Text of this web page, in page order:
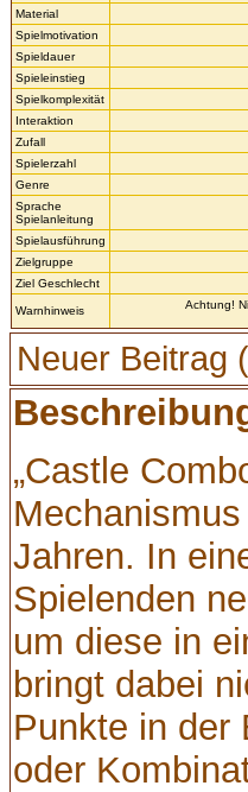
Material
Spielmotivation
Spieldauer
Spieleinstieg
Spielkomplexität
Interaktion
Zufall
Spielerzahl
Genre
Sprache
Spielanleitung
Spielausführung
Zielgruppe
Ziel Geschlecht
Warnhinweis
Achtung!
Neuer Beitrag (
„Castle
Jahren. In
Spielenden
um diese in
bringt dabei
Punkte in der
oder